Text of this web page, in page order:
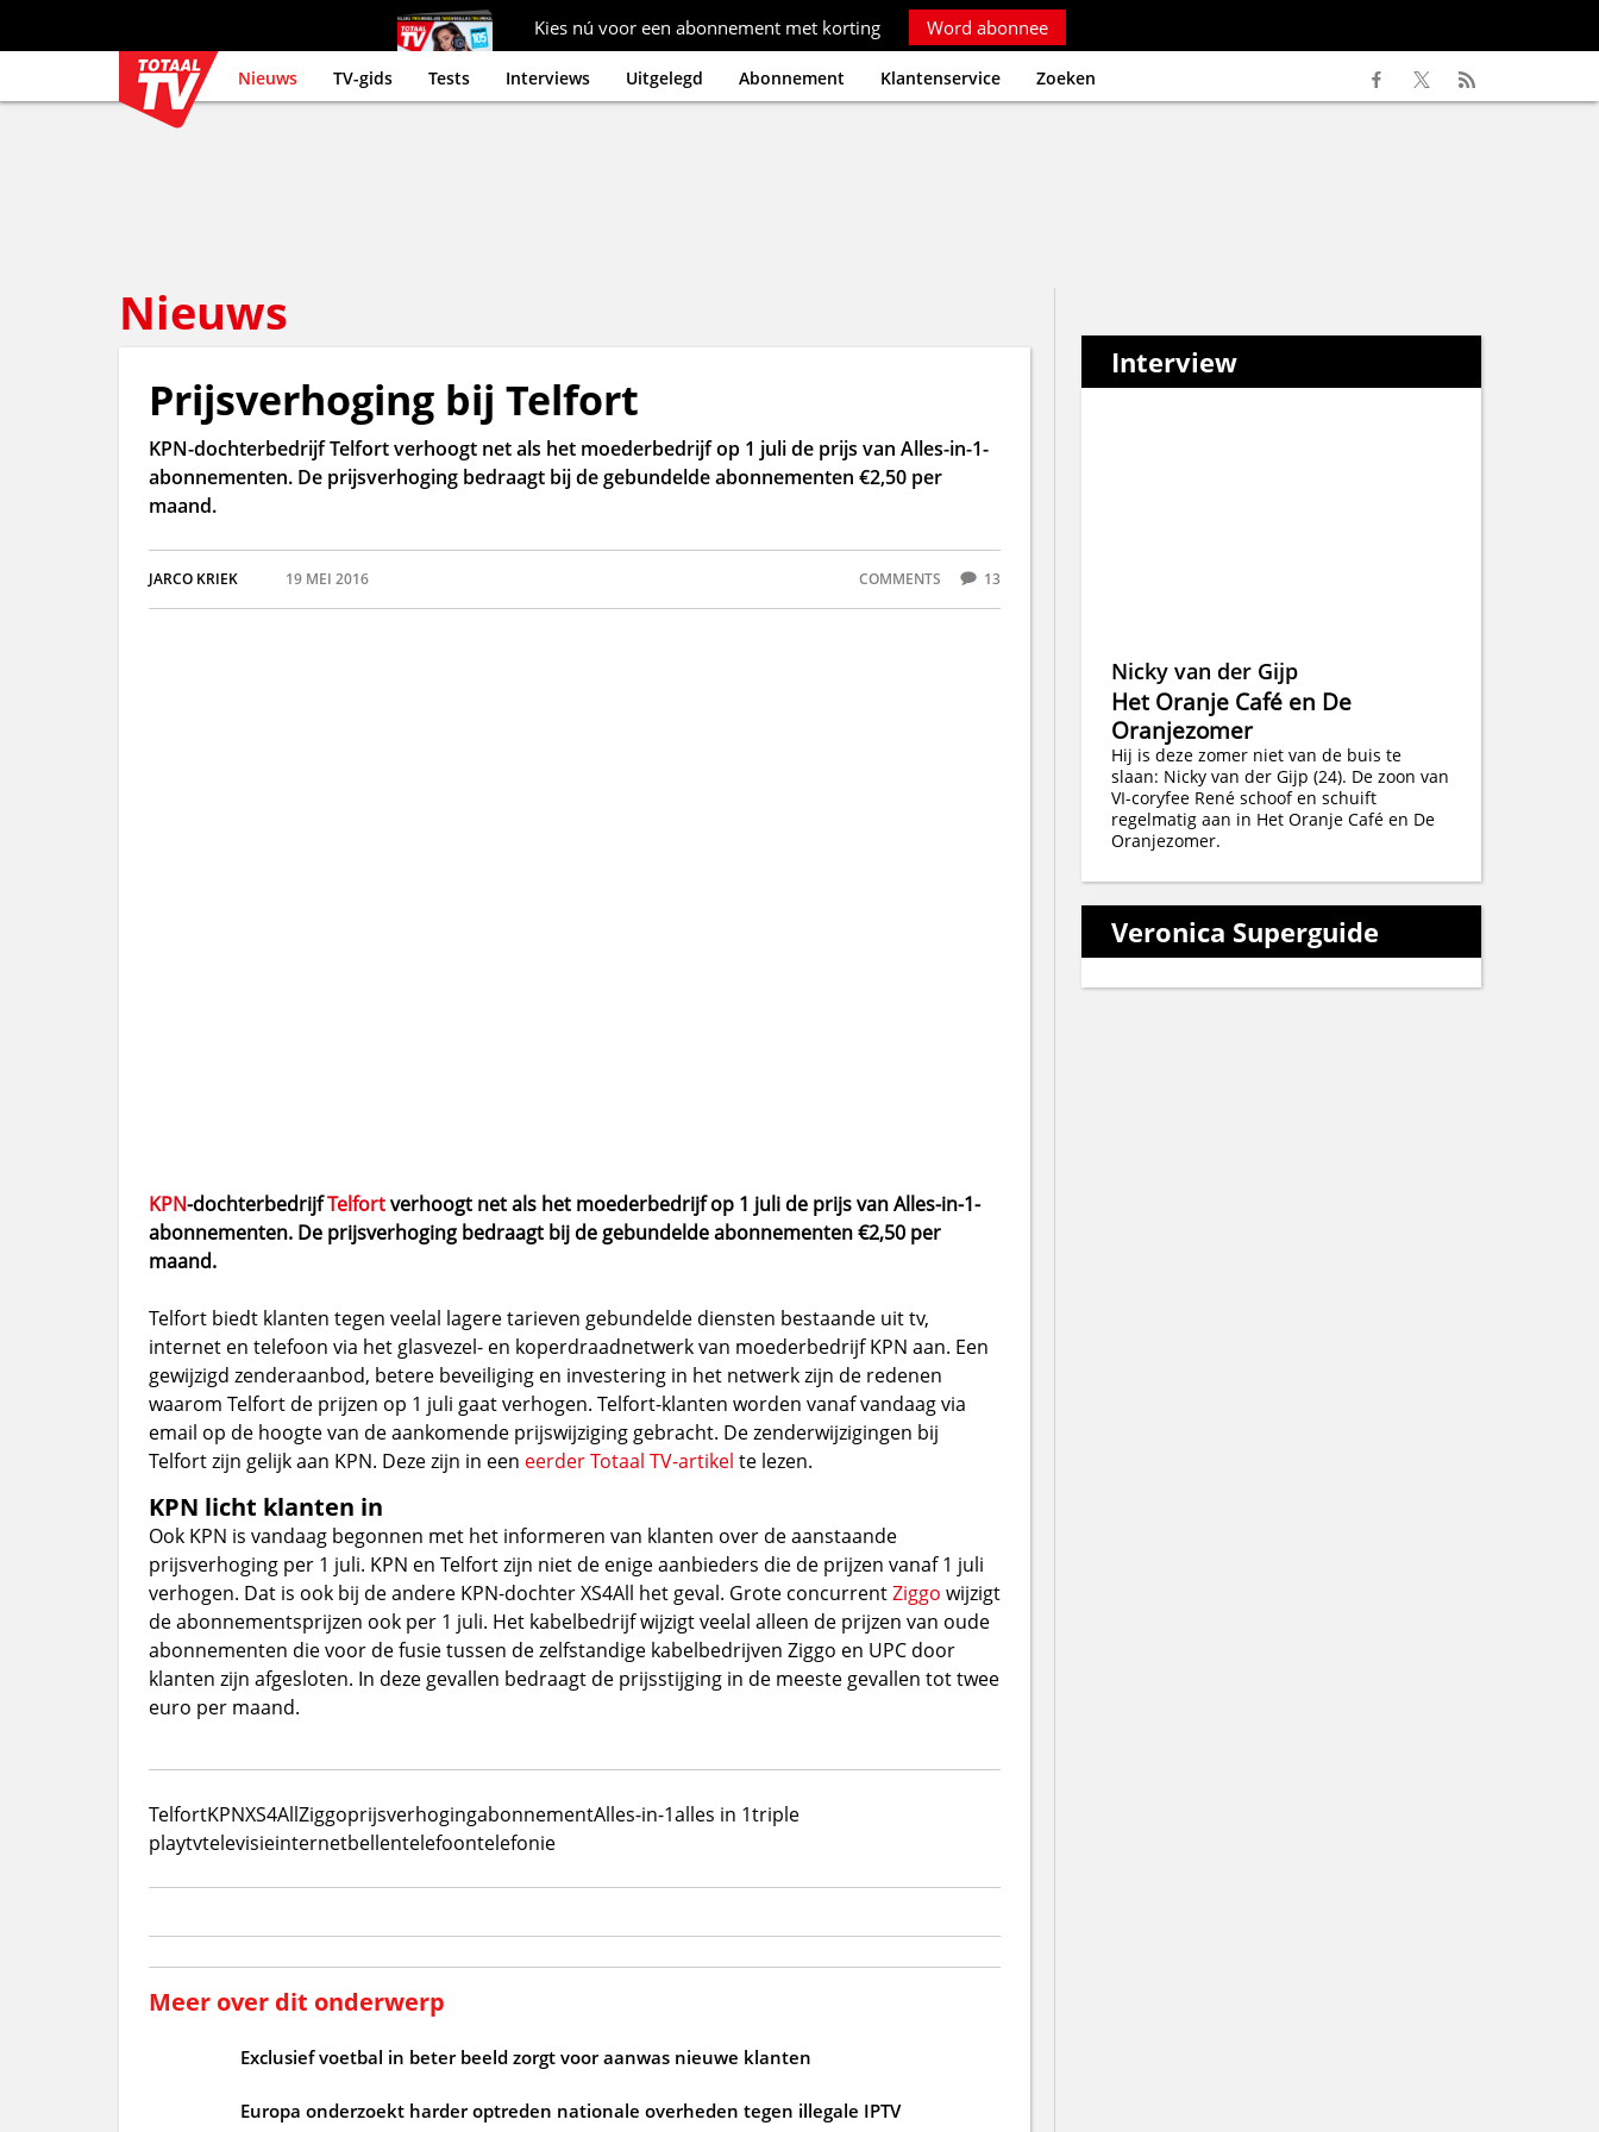
Kies nú voor een abonnement met korting Word abonnee
Nieuws TV-gids Tests Interviews Uitgelegd Abonnement Klantenservice Zoeken
Nieuws
Prijsverhoging bij Telfort
KPN-dochterbedrijf Telfort verhoogt net als het moederbedrijf op 1 juli de prijs van Alles-in-1-
abonnementen. De prijsverhoging bedraagt bij de gebundelde abonnementen €2,50 per
maand.
JARCO KRIEK 19 MEI 2016 COMMENTS 13
KPN-dochterbedrijfTelfortverhoogt net als het moederbedrijf op 1 juli de prijs van Alles-in-1-
abonnementen. De prijsverhoging bedraagt bij de gebundelde abonnementen €2,50 per
maand.
Telfort biedt klanten tegen veelal lagere tarieven gebundelde diensten bestaande uit tv,
internet en telefoon via het glasvezel- en koperdraadnetwerk van moederbedrijf KPN aan. Een
gewijzigd zenderaanbod, betere beveiliging en investering in het netwerk zijn de redenen
waarom Telfort de prijzen op 1 juli gaat verhogen. Telfort-klanten worden vanaf vandaag via
email op de hoogte van de aankomende prijswijziging gebracht. De zenderwijzigingen bij
Telfort zijn gelijk aan KPN. Deze zijn in een eerder Totaal TV-artikel te lezen.
KPN licht klanten in
Ook KPN is vandaag begonnen met het informeren van klanten over de aanstaande
prijsverhoging per 1 juli. KPN en Telfort zijn niet de enige aanbieders die de prijzen vanaf 1 juli
verhogen. Dat is ook bij de andere KPN-dochter XS4All het geval. Grote concurrentZiggo wijzigt
de abonnementsprijzen ook per 1 juli. Het kabelbedrijf wijzigt veelal alleen de prijzen van oude
abonnementen die voor de fusie tussen de zelfstandige kabelbedrijven Ziggo en UPC door
klanten zijn afgesloten. In deze gevallen bedraagt de prijsstijging in de meeste gevallen tot twee
euro per maand.
TelfortKPNXS4AllZiggoprijsverhogingabonnementAlles-in-1alles in 1triple
playtvtelevisieinternetbellentelefoontelefonie
Meer over dit onderwerp
Exclusief voetbal in beter beeld zorgt voor aanwas nieuwe klanten
Europa onderzoekt harder optreden nationale overheden tegen illegale IPTV
Interview
Nicky van der Gijp
Het Oranje Café en De
Oranjezomer
Hij is deze zomer niet van de buis te
slaan: Nicky van der Gijp (24). De zoon van
VI-coryfee René schoof en schuift
regelmatig aan in Het Oranje Café en De
Oranjezomer.
Veronica Superguide